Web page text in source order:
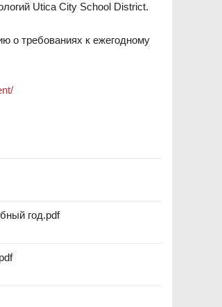
Utica City School District.
о требованиях к ежегодному
год.pdf